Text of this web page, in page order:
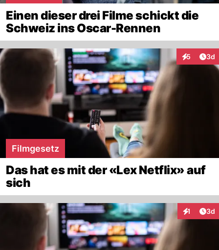
Einen dieser drei Filme schickt die
Schweiz ins Oscar-Rennen
5 3d
Filmgesetz
Das hat es mit der «Lex Netflix» auf
sich
1 3d